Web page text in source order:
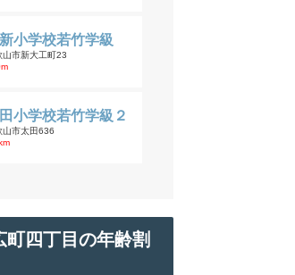
小学校若竹学級
山市新大工町23
小学校若竹学級２
山市太田636
四丁目の年齢割